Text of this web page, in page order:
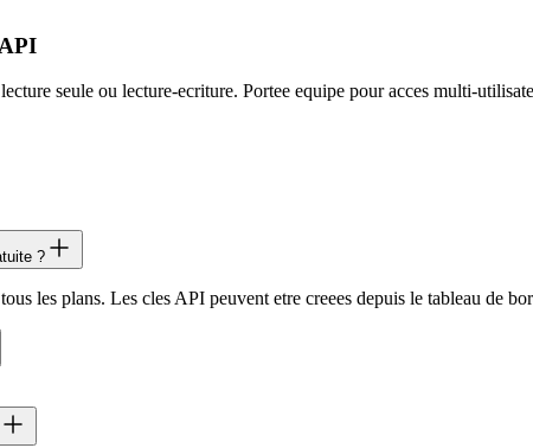
seule ou lecture-ecriture. Portee equipe pour acces multi-
?
les plans. Les cles API peuvent etre creees depuis le tableau de
standard ouvert pour l'integration d'agents IA. Le serveur MCP
encore.
votre plan. L'offre gratuite a des limites de base. Les plans